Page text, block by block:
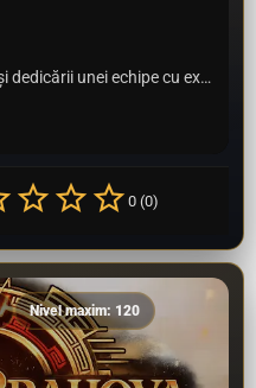
Noctra2 este rezultatul pasiunii și dedicării unei echipe cu experiență, construit din dorința de a oferi…
0 (0)
Nivel maxim: 120